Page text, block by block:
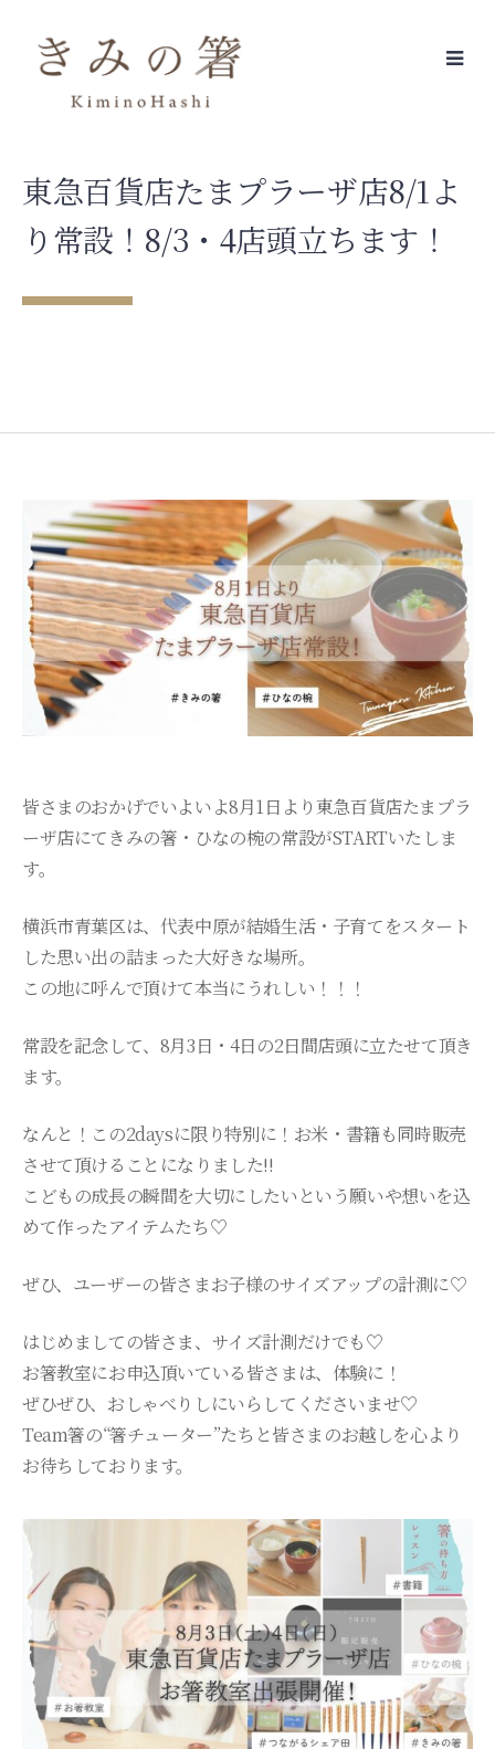
content
東急百貨店たまプラーザ店8/1よ
り常設！8/3・4店頭立ちます！
皆さまのおかげでいよいよ8月1日より東急百貨店たまプラ
ーザ店にてきみの箸・ひなの椀の常設がSTARTいたしま
す。
横浜市青葉区は、代表中原が結婚生活・子育てをスタート
した思い出の詰まった大好きな場所。
この地に呼んで頂けて本当にうれしい！！！
常設を記念して、8月3日・4日の2日間店頭に立たせて頂き
ます。
なんと！この2daysに限り特別に！お米・書籍も同時販売
させて頂けることになりました!!
こどもの成長の瞬間を大切にしたいという願いや想いを込
めて作ったアイテムたち♡
ぜひ、ユーザーの皆さまお子様のサイズアップの計測に♡
はじめましての皆さま、サイズ計測だけでも♡
お箸教室にお申込頂いている皆さまは、体験に！
ぜひぜひ、おしゃべりしにいらしてくださいませ♡
Team箸の“箸チューター”たちと皆さまのお越しを心より
お待ちしております。